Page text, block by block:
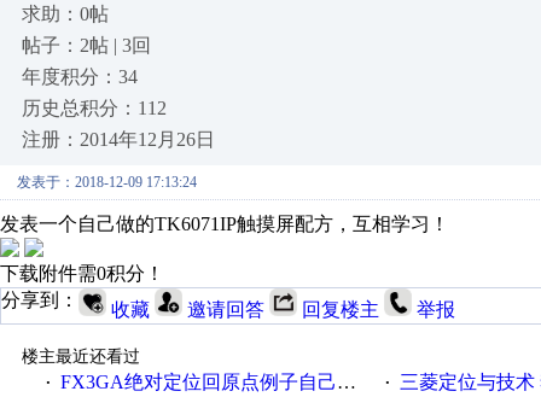
求助：0帖
帖子：2帖 | 3回
年度积分：34
历史总积分：112
注册：2014年12月26日
发表于：2018-12-09 17:13:24
发表一个自己做的TK6071IP触摸屏配方，互相学习！
下载附件需0积分！
分享到：
收藏 邀请回答 回复楼主 举报
楼主最近还看过
· FX3GA绝对定位回原点例子自己做的为了方便大家 · 三菱定位与技术